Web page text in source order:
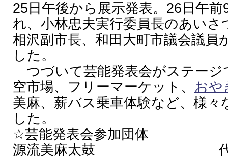
25日午後から展示発表。26日午
れ、小林忠夫実行委員長のあい
相沢副市長、和田大町市議会議員
した。
つづいて芸能発表会がステージ
空市場、フリーマーケット、 おや
美麻、薪バス乗車体験など、様
した。
☆芸能発表会参加団体
源流美麻太鼓 代表